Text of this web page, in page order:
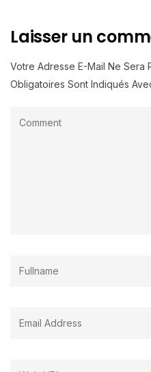
Laisser un
Votre Adresse E-Mail Ne Sera
Obligatoires Sont Indiqués